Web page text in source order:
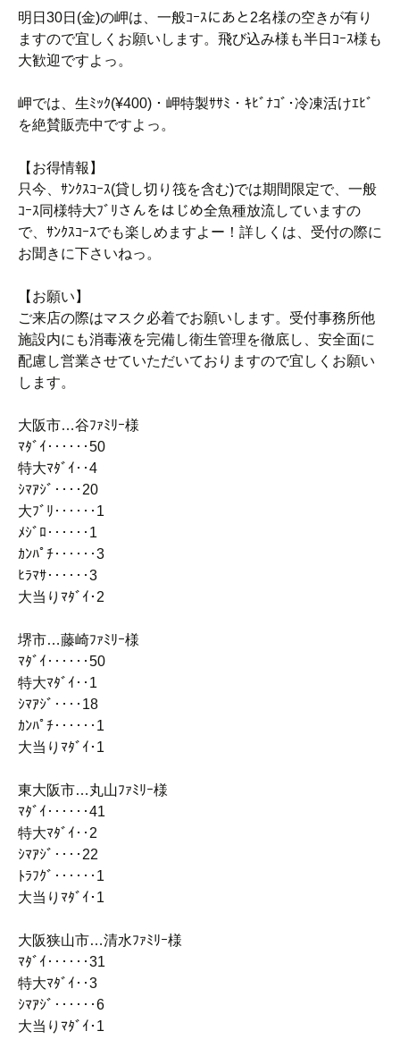
明日30日(金)の岬は、一般ｺｰｽにあと2名様の空きが有り
ますので宜しくお願いします。飛び込み様も半日ｺｰｽ様も
大歓迎ですよっ。
岬では、生ﾐｯｸ(¥400)・岬特製ｻｻﾐ・ｷﾋﾞﾅｺﾞ･冷凍活けｴﾋﾞ
を絶賛販売中ですよっ。
【お得情報】
只今、ｻﾝｸｽｺｰｽ(貸し切り筏を含む)では期間限定で、一般
ｺｰｽ同様特大ﾌﾞﾘさんをはじめ全魚種放流していますの
で、ｻﾝｸｽｺｰｽでも楽しめますよー！詳しくは、受付の際に
お聞きに下さいねっ。
【お願い】
ご来店の際はマスク必着でお願いします。受付事務所他
施設内にも消毒液を完備し衛生管理を徹底し、安全面に
配慮し営業させていただいておりますので宜しくお願い
します。
大阪市…谷ﾌｧﾐﾘｰ様
ﾏﾀﾞｲ‥‥‥50
特大ﾏﾀﾞｲ‥4
ｼﾏｱｼﾞ‥‥20
大ﾌﾞﾘ‥‥‥1
ﾒｼﾞﾛ‥‥‥1
ｶﾝﾊﾟﾁ‥‥‥3
ﾋﾗﾏｻ‥‥‥3
大当りﾏﾀﾞｲ･2
堺市…藤崎ﾌｧﾐﾘｰ様
ﾏﾀﾞｲ‥‥‥50
特大ﾏﾀﾞｲ‥1
ｼﾏｱｼﾞ‥‥18
ｶﾝﾊﾟﾁ‥‥‥1
大当りﾏﾀﾞｲ･1
東大阪市…丸山ﾌｧﾐﾘｰ様
ﾏﾀﾞｲ‥‥‥41
特大ﾏﾀﾞｲ‥2
ｼﾏｱｼﾞ‥‥22
ﾄﾗﾌｸﾞ‥‥‥1
大当りﾏﾀﾞｲ･1
大阪狭山市…清水ﾌｧﾐﾘｰ様
ﾏﾀﾞｲ‥‥‥31
特大ﾏﾀﾞｲ‥3
ｼﾏｱｼﾞ‥‥‥6
大当りﾏﾀﾞｲ･1